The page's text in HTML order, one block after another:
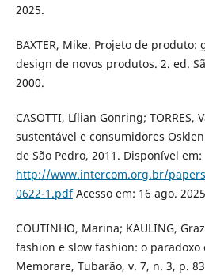
2025.
BAXTER, Mike. Projeto de
design de novos produtos. 2. ed.
2000.
CASOTTI, Lílian Gonring; TORRES,
sustentável e consumidores
de São Pedro, 2011. Disponível em:
http://www.intercom.org.br/
0622-1.pdfAcesso em: 16 ago.
COUTINHO, Marina; KAULING,
fashion e slow fashion: o paradoxo
Memorare, Tubarão, v. 7, n. 3, p.